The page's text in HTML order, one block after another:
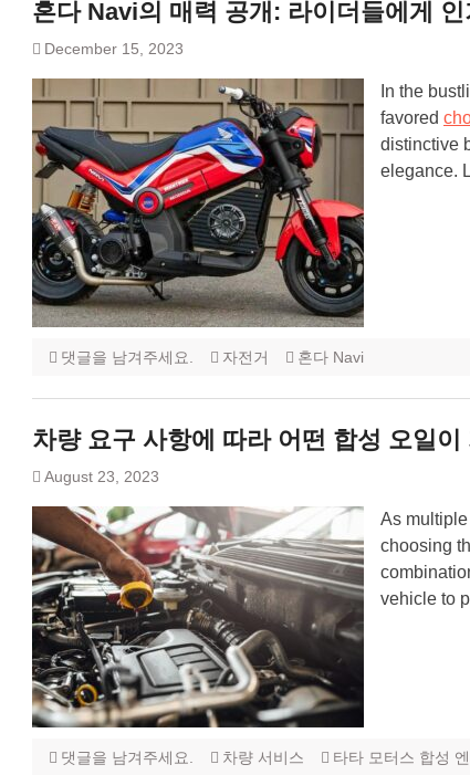
혼다 Navi의 매력 공개: 라이더들에게
December 15, 2023
In the
favored
distinctive
elegance.
댓글을 남겨주세요. 자전거 혼다 Navi
차량 요구 사항에 따라 어떤 합성 오일
August 23, 2023
As
choosing
vehicle to
댓글을 남겨주세요. 차량 서비스 타타 모터스 합성